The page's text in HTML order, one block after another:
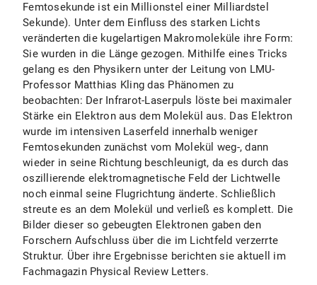
Femtosekunde ist ein Millionstel einer Milliardstel
Sekunde). Unter dem Einfluss des starken Lichts
veränderten die kugelartigen Makromoleküle ihre Form:
Sie wurden in die Länge gezogen. Mithilfe eines Tricks
gelang es den Physikern unter der Leitung von LMU-
Professor Matthias Kling das Phänomen zu
beobachten: Der Infrarot-Laserpuls löste bei maximaler
Stärke ein Elektron aus dem Molekül aus. Das Elektron
wurde im intensiven Laserfeld innerhalb weniger
Femtosekunden zunächst vom Molekül weg-, dann
wieder in seine Richtung beschleunigt, da es durch das
oszillierende elektromagnetische Feld der Lichtwelle
noch einmal seine Flugrichtung änderte. Schließlich
streute es an dem Molekül und verließ es komplett. Die
Bilder dieser so gebeugten Elektronen gaben den
Forschern Aufschluss über die im Lichtfeld verzerrte
Struktur. Über ihre Ergebnisse berichten sie aktuell im
Fachmagazin Physical Review Letters.